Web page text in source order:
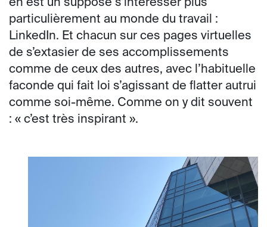
en est un supposé s’intéresser plus
particulièrement au monde du travail :
LinkedIn. Et chacun sur ces pages virtuelles
de s’extasier de ses accomplissements
comme de ceux des autres, avec l’habituelle
faconde qui fait loi s’agissant de flatter autrui
comme soi-même. Comme on y dit souvent
: « c’est très inspirant ».